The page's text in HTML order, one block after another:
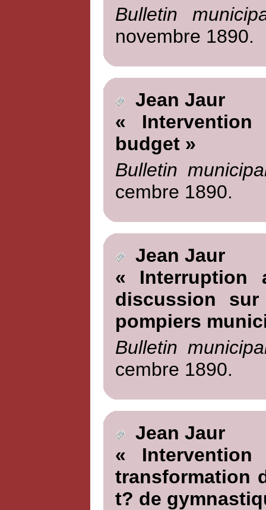
Bulletin
novembre 1890.
Jean Jaur
«
budget »
Bulletin
cembre 1890.
Jean Jaur
« Interruption
discussion
pompiers
Bulletin
cembre 1890.
Jean Jaur
«
transformation
t? de